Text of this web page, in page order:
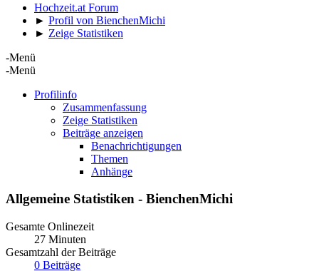
Hochzeit.at Forum
► Profil von BienchenMichi
► Zeige Statistiken
-Menü
-Menü
Profilinfo
Zusammenfassung
Zeige Statistiken
Beiträge anzeigen
Benachrichtigungen
Themen
Anhänge
Allgemeine Statistiken - BienchenMichi
Gesamte Onlinezeit
27 Minuten
Gesamtzahl der Beiträge
0 Beiträge